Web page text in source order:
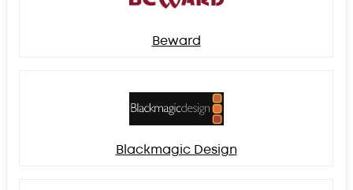
Beward
Blackmagic Design